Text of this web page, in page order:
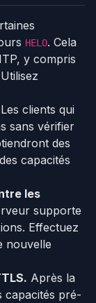
HELO. Cela
y compris
Les clients qui
sans vérifier
des
capacités
les
supporte
Effectuez
nouvelle
Après la
capacités pré-